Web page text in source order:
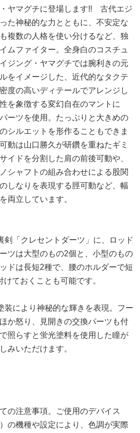
ヤマグチに登場します!! 古代エジ
た神秘的な力とともに、不安定な
複数の人格を使い分けるなど、独
ムファイター。全身白のコスチュ
ジング・ヤマグチでは腕利きの元
をイメージした、近代的なタクテ
度の高いディテールでアレンジし
を象徴する変幻自在のマントに
ーツを使用。たっぷりと大きめの
シルエットを形作ることもできま
動は山口勝久が研鑽を重ねたギミ
イドを分割した肩の前後可動や、
シャフトの組み合わせによる股関
しなりを表現する脛可動など、幅
両立しています。
剣「クレセントダーツ」に、ロッド
ツは大型のもの2個と、小型のもの
ドは長短2種で、腰のホルダーで短
ておくことも可能です。
装により神秘的な輝きを表現。フー
か怒り、見開きの交換パーツも付
照らすと蛍光塗料を使用した瞳が
みいただけます。
の注意事項。ご使用のデバイス
の機種や設定により、色調が実際